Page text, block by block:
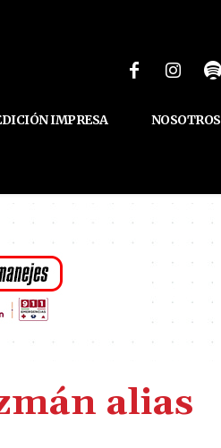
IMPRESA NOSOTROS
alias